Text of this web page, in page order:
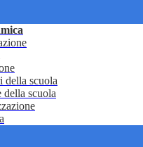
della scuola
della scuola